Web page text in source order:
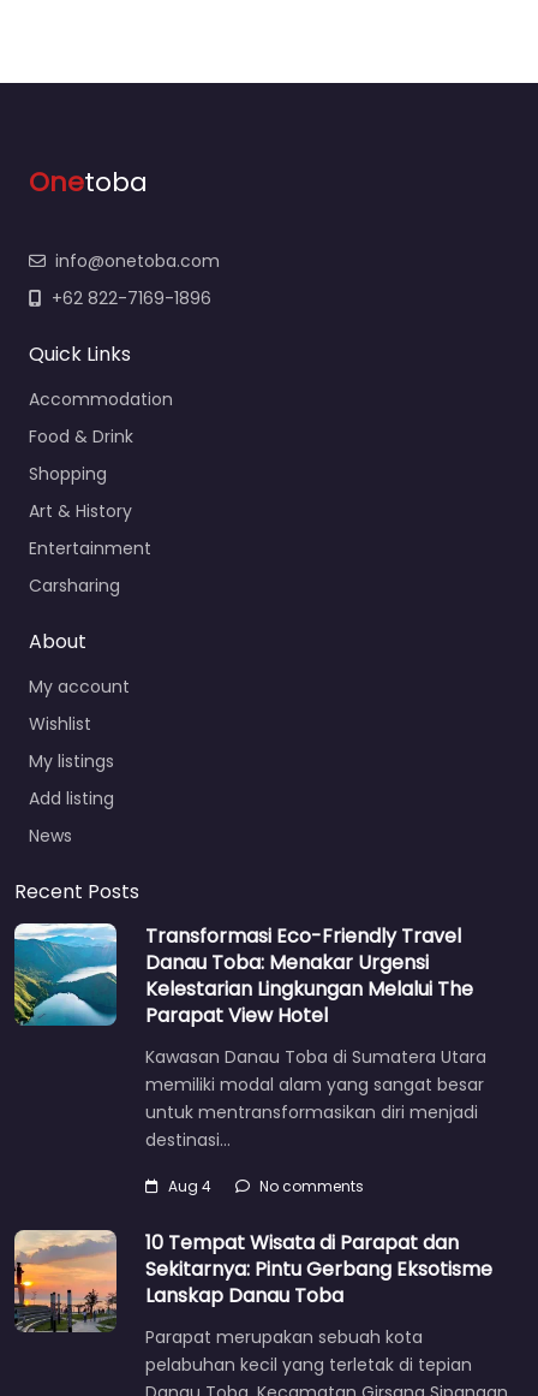
Onetoba
info@onetoba.com
+62 822-7169-1896
Quick Links
Accommodation
Food & Drink
Shopping
Art & History
Entertainment
Carsharing
About
My account
Wishlist
My listings
Add listing
News
Recent Posts
Transformasi Eco-Friendly Travel
Danau Toba: Menakar Urgensi
Kelestarian Lingkungan Melalui The
Parapat View Hotel
Kawasan Danau Toba di Sumatera Utara
memiliki modal alam yang sangat besar
untuk mentransformasikan diri menjadi
destinasi…
Aug 4 No comments
10 Tempat Wisata di Parapat dan
Sekitarnya: Pintu Gerbang Eksotisme
Lanskap Danau Toba
Parapat merupakan sebuah kota
pelabuhan kecil yang terletak di tepian